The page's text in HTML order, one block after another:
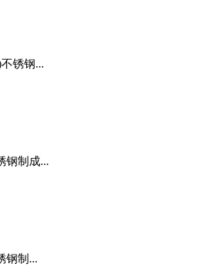
锈钢...
钢制成...
钢制...